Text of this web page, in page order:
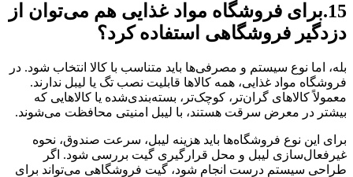
15.برای فروشگاه مواد غذایی هم می‌توان از
دزدگیر فروشگاهی استفاده کرد؟
بله، اما نوع سیستم و مصرفی‌ها باید متناسب با کالا انتخاب شود. در
فروشگاه مواد غذایی، همه کالاها قابلیت نصب تگ یا لیبل ندارند.
معمولاً کالاهای گران‌تر، کوچک‌تر، بسته‌بندی‌شده یا کالاهایی که
بیشتر در معرض سرقت هستند، با لیبل امنیتی محافظت می‌شوند.
برای این نوع فروشگاه‌ها باید هزینه لیبل، سرعت صندوق، نحوه
غیرفعال‌سازی لیبل و محل قرارگیری گیت بررسی شود. اگر
طراحی سیستم درست انجام شود، گیت فروشگاهی می‌تواند برای